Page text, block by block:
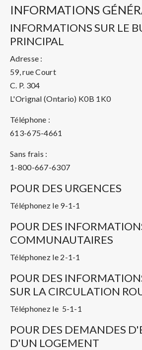
INFORMATIONS
INFORMATIONS SUR LE
PRINCIPAL
Adresse :
59, rue Court
C. P. 304
L'Orignal (Ontario) K0B 1K0
Téléphone :
613-675-4661
Sans frais :
1-800-667-6307
POUR DES URGENCES
Téléphonez le 9-1-1
POUR DES
COMMUNAUTAIRES
Téléphonez le 2-1-1
POUR DES
SUR LA CIRCULATION
Téléphonez le 5-1-1
POUR DES DEMANDES
D'UN LOGEMENT